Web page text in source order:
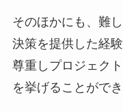
そのほかにも、難
決策を提供した経
尊重しプロジェク
を挙げることができ